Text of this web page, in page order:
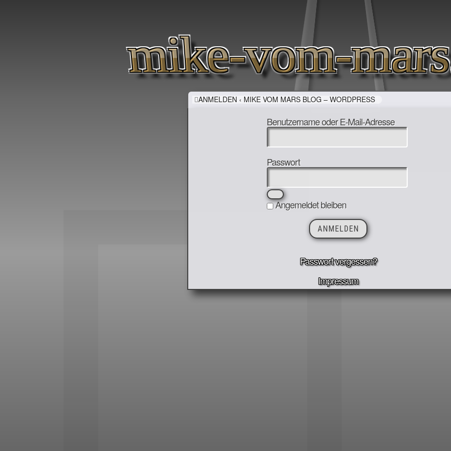
mike-vom-
ANMELDEN ‹ MIKE VOM MARS BLOG – WORDPRESS
Benutzername oder E-Mail-Adresse
Passwort
Angemeldet bleiben
Passwort vergessen?
Impressum